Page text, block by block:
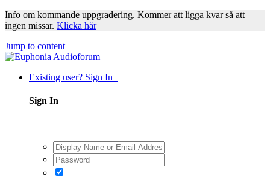
Info om kommande uppgradering. Kommer att ligga kvar så att
ingen missar. Klicka här
Jump to content
Existing user? Sign In
Sign In